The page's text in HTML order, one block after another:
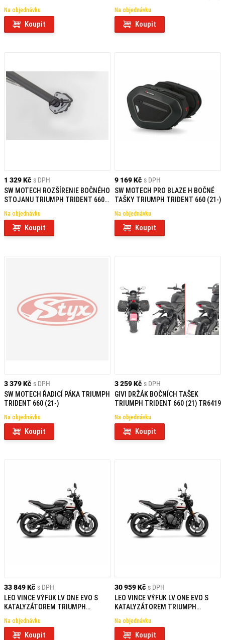
Na objednávku
Koupit
Na objednávku
Koupit
1 329 Kč s DPH
SW MOTECH ROZŠÍRENIE BOČNÉHO
STOJANU TRIUMPH TRIDENT 660
Na objednávku
Koupit
9 169 Kč s DPH
SW MOTECH PRO BLAZE H BOČNÉ
TAŠKY TRIUMPH TRIDENT 660 (21-)
Na objednávku
Koupit
3 379 Kč s DPH
SW MOTECH ŘADICÍ PÁKA TRIUMPH
TRIDENT 660 (21-)
Na objednávku
Koupit
3 259 Kč s DPH
GIVI DRŽÁK BOČNÍCH TAŠEK
TRIUMPH TRIDENT 660 (21) TR6419
Na objednávku
Koupit
33 849 Kč s DPH
LEO VINCE VÝFUK LV ONE EVO S
KATALYZÁTOREM TRIUMPH
Na objednávku
Koupit
30 959 Kč s DPH
LEO VINCE VÝFUK LV ONE EVO S
KATALYZÁTOREM TRIUMPH
Na objednávku
Koupit